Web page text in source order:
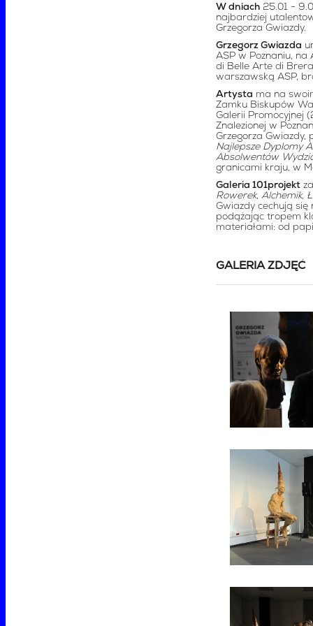
W dniach 25.01 -
najbardziej
Grzegorza Gwiazdy.
Grzegorz Gwiazda
ASP w Poznaniu,
di Belle Arte di
warszawską ASP,
Artysta ma na
Zamku Biskupów
Galerii Promocyjnej
Znalezionej w
Grzegorza Gwiazdy,
Najlepsze Dyplomy
Absolwentów
granicami kraju, w
Galeria 101projekt
Rowerek, Alchemik,
Gwiazdy cechują się
podążając tropem
materiałami: od
GALERIA ZDJĘĆ